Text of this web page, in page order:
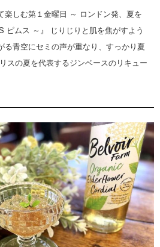
楽しむ第１金曜日 ～ ロンドン発、夏を
ピムス ～』 じりじりと肌を焦がすよう
る青空にセミの声が重なり、すっかり夏
スの夏を代表するジンベースのリキュー